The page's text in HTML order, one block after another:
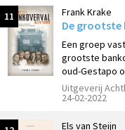
11 Frank Krake
De grootste
Een groep
grootste
oud-Gestapo
Uitgeverij
24-02-2022
Els van Steijn